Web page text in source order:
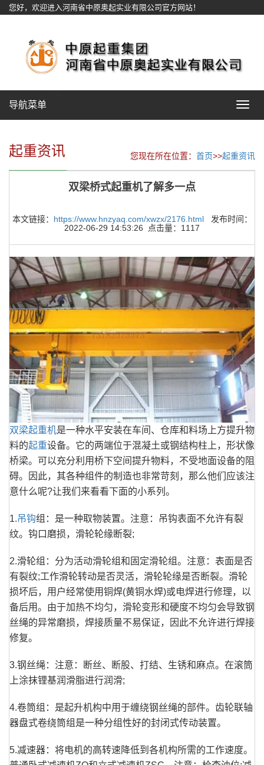
您好，欢迎进入河南省中原奥起实业有限公司官方网站！
Toggle
导航菜单
起重资讯 您现在所在位置： 首页>>起重资讯
双梁桥式起重机了解多一点
本文链接： https://www.hnzyaq.com/xwzx/2176.html发布时间：
2022-06-29 14:53:26 点击量：1117
双梁起重机是一种水平安装在车间、仓库和料场上方提升物
料的起重设备。它的两端位于混凝土或钢结构柱上，形状像
桥梁。可以充分利用桥下空间提升物料，不受地面设备的阻
碍。因此，其各种组件的制造也非常苛刻，那么他们应该注
意什么呢?让我们来看看下面的小系列。
1.吊钩组：是一种取物装置。注意：吊钩表面不允许有裂
纹。钩口磨损，滑轮轮缘断裂;
2.滑轮组：分为活动滑轮组和固定滑轮组。注意：表面是否
有裂纹;工作滑轮转动是否灵活，滑轮轮缘是否断裂。滑轮
损坏后，用户经常使用铜焊(黄铜水焊)或电焊进行修理，以
备后用。由于加热不均匀，滑轮变形和硬度不均匀会导致钢
丝绳的异常磨损，焊接质量不易保证，因此不允许进行焊接
修复。
3.钢丝绳：注意：断丝、断股、打结、生锈和麻点。在滚筒
上涂抹锂基润滑脂进行润滑;
4.卷筒组：是起升机构中用于缠绕钢丝绳的部件。齿轮联轴
器盘式卷绕筒组是一种分组性好的封闭式传动装置。
5.减速器：将电机的高转速降低到各机构所需的工作速度。